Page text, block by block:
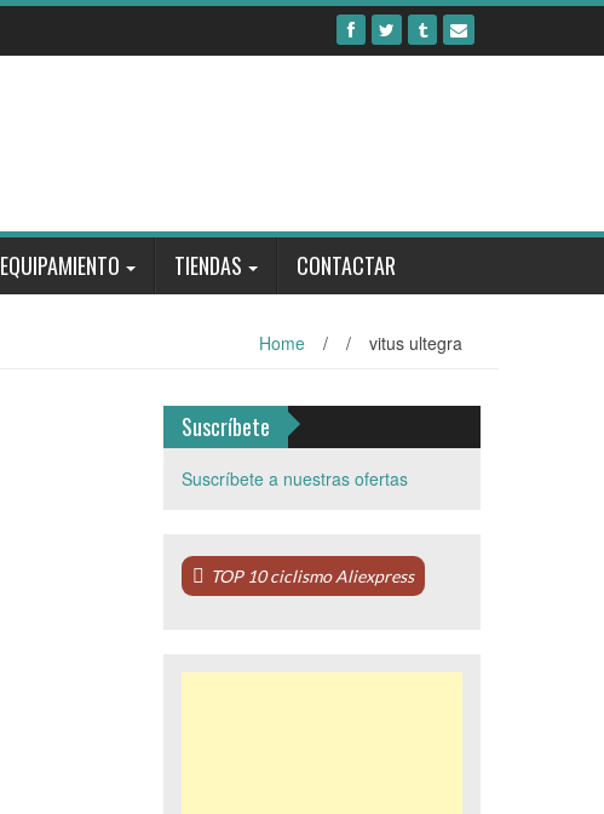
EQUIPAMIENTO TIENDAS CONTACTAR
Home / / vitus ultegra
Suscríbete
Suscríbete a nuestras ofertas
TOP 10 ciclismo Aliexpress